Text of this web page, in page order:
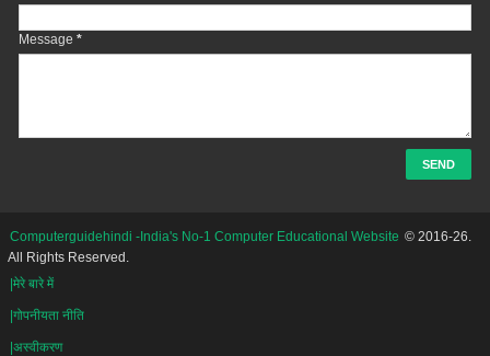
Message *
Computerguidehindi -India's No-1 Computer Educational Website © 2016-26.
All Rights Reserved.
|मेरे बारे में
|गोपनीयता नीति
|अस्वीकरण